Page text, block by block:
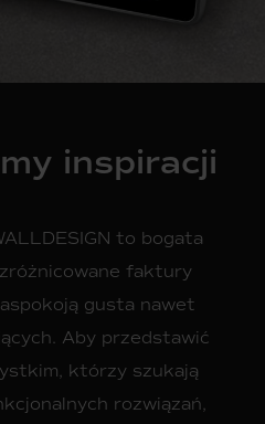
inspiracji
to bogata
faktury
gusta nawet
Aby przedstawić
którzy szukają
rozwiązań,